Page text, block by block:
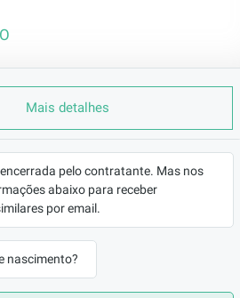
Mais detalhes
pelo contratante. Mas nos
abaixo para receber
por email.
nascimento?